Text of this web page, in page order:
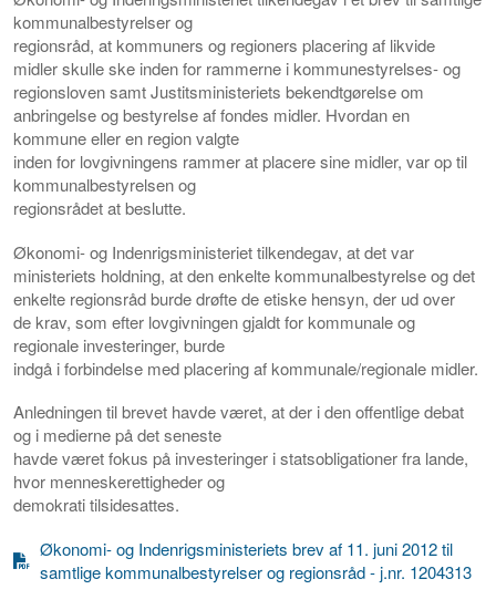
kommunalbestyrelser og
regionsråd, at kommuners og regioners placering af likvide
midler skulle ske inden for rammerne i kommunestyrelses- og
regionsloven samt Justitsministeriets bekendtgørelse om
anbringelse og bestyrelse af fondes midler. Hvordan en
kommune eller en region valgte
inden for lovgivningens rammer at placere sine midler, var op til
kommunalbestyrelsen og
regionsrådet at beslutte.
Økonomi- og Indenrigsministeriet tilkendegav, at det var
ministeriets holdning, at den enkelte kommunalbestyrelse og det
enkelte regionsråd burde drøfte de etiske hensyn, der ud over
de krav, som efter lovgivningen gjaldt for kommunale og
regionale investeringer, burde
indgå i forbindelse med placering af kommunale/regionale midler.
Anledningen til brevet havde været, at der i den offentlige debat
og i medierne på det seneste
havde været fokus på investeringer i statsobligationer fra lande,
hvor menneskerettigheder og
demokrati tilsidesattes.
Økonomi- og Indenrigsministeriets brev af 11. juni 2012 til
samtlige kommunalbestyrelser og regionsråd - j.nr. 1204313